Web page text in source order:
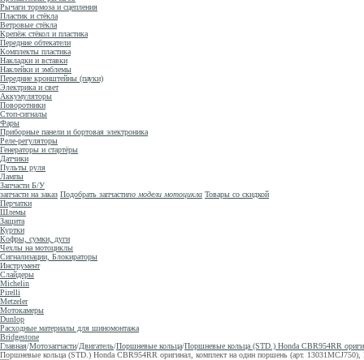
Рычаги тормоза и сцепления
Пластик и стёкла
Ветровые стёкла
Крепёж стёкол и пластика
Передние обтекатели
Комплекты пластика
Накладки и вставки
Наклейки и эмблемы
Передние кронштейны (пауки)
Электрика и свет
Аккумуляторы
Поворотники
Стоп-сигналы
Фары
Приборные панели и бортовая электроника
Реле-регуляторы
Генераторы и стартёры
Датчики
Пульты руля
Лампы
Запчасти Б/У
запчасти на заказ Подобрать запчастипо модели мотоцикла Товары со скидкой
Перчатки
Шлемы
Защита
Куртки
Кофры, сумки, дуги
Чехлы на мотоциклы
Сигнализации, Блокираторы
Инструмент
Слайдеры
Michelin
Pirelli
Metzeler
Мотокамеры
Dunlop
Расходные материалы для шиномонтажа
Bridgestone
Главная/Мотозапчасти/Двигатель/Поршневые кольца/Поршневые кольца (STD.) Honda CBR954RR
Поршневые кольца (STD.) Honda CBR954RR оригинал, комплект на один поршень (арт.